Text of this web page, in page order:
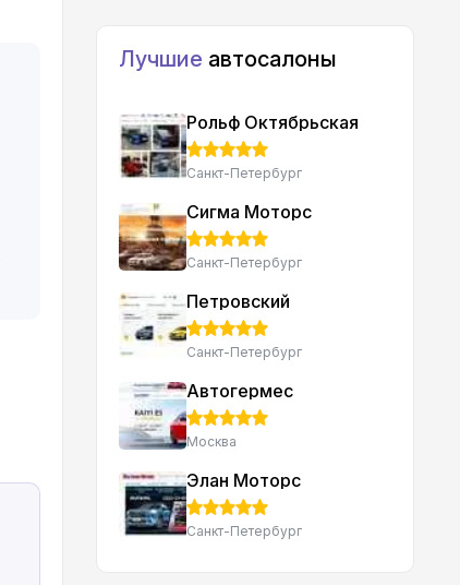
Лучшие автосалоны
Рольф Октябрьская
Санкт-Петербург
Сигма Моторс
Санкт-Петербург
Петровский
Санкт-Петербург
Автогермес
Москва
Элан Моторс
Санкт-Петербург